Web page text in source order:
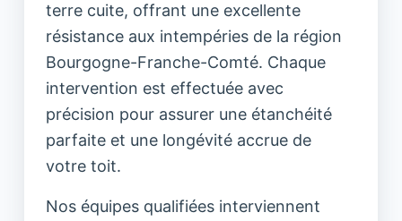
terre cuite, offrant une excellente
résistance aux intempéries de la région
Bourgogne-Franche-Comté. Chaque
intervention est effectuée avec
précision pour assurer une étanchéité
parfaite et une longévité accrue de
votre toit.
Nos équipes qualifiées interviennent